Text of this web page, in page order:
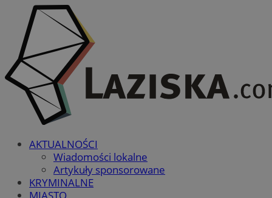
AKTUALNOŚCI
Wiadomości lokalne
Artykuły sponsorowane
KRYMINALNE